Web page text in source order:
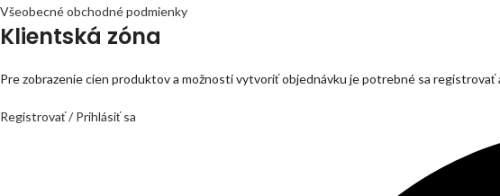
Všeobecné obchodné podmienky
Klientská zóna
Pre zobrazenie cien produktov a možnosti vytvoriť objednávku je potrebné sa registrovať
Registrovať / Prihlásiť sa